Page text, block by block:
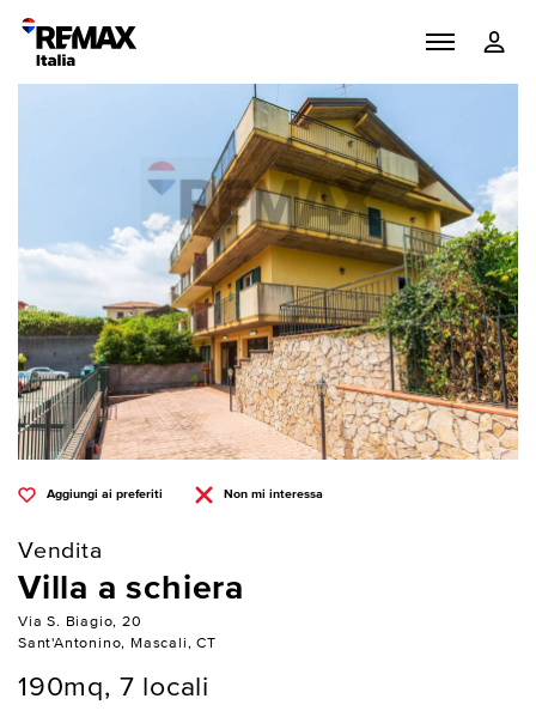
Aggiungi ai preferiti Non mi interessa
Vendita
Villa a schiera
Via S. Biagio, 20
Sant'Antonino, Mascali, CT
190mq, 7 locali